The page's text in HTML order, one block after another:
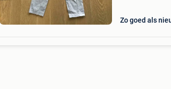
Zo goed als